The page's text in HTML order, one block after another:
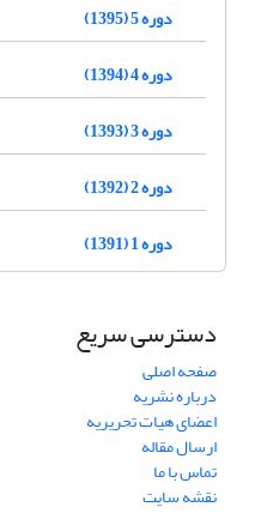
دوره 5 (1395)
دوره 4 (1394)
دوره 3 (1393)
دوره 2 (1392)
دوره 1 (1391)
دسترسی سریع
صفحه اصلی
درباره نشریه
اعضای هیات تحریریه
ارسال مقاله
تماس با ما
نقشه سایت